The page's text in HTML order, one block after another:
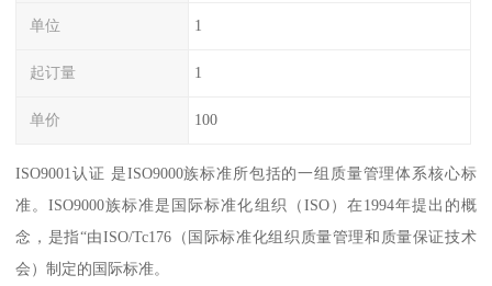
单位 1
起订量 1
单价 100
ISO9001认证 是ISO9000族标准所包括的一组质量管理体系核心标
准。ISO9000族标准是国际标准化组织（ISO）在1994年提出的概
念，是指“由ISO/Tc176（国际标准化组织质量管理和质量保证技术
会）制定的国际标准。